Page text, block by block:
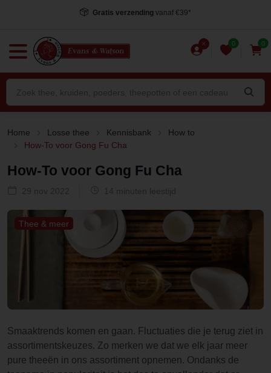
Voor 15.00 uur besteld, dezelfde dag verstuurd*
0 0
Home Losse thee Kennisbank
How to
How-To voor Gong Fu Cha
How-To voor Gong Fu Cha
Thee & meer
Smaaktrends komen en gaan. Fluctuaties die je terug ziet in
assortimentskeuzes. Zo merken we dat we elk jaar meer
pure theeën in ons assortiment opnemen. Ondanks de